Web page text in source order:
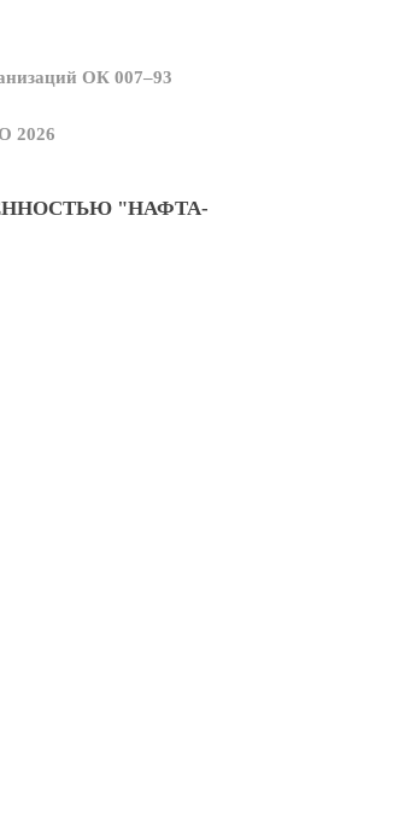
ОК 007–93
2026
"НАФТА-